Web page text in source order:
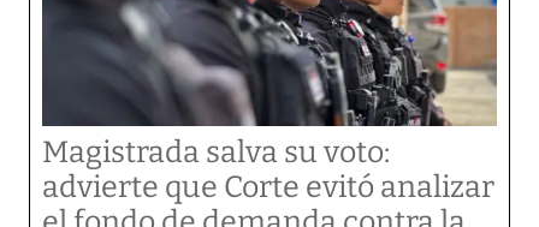
Magistrada salva su voto:
advierte que Corte evitó analizar